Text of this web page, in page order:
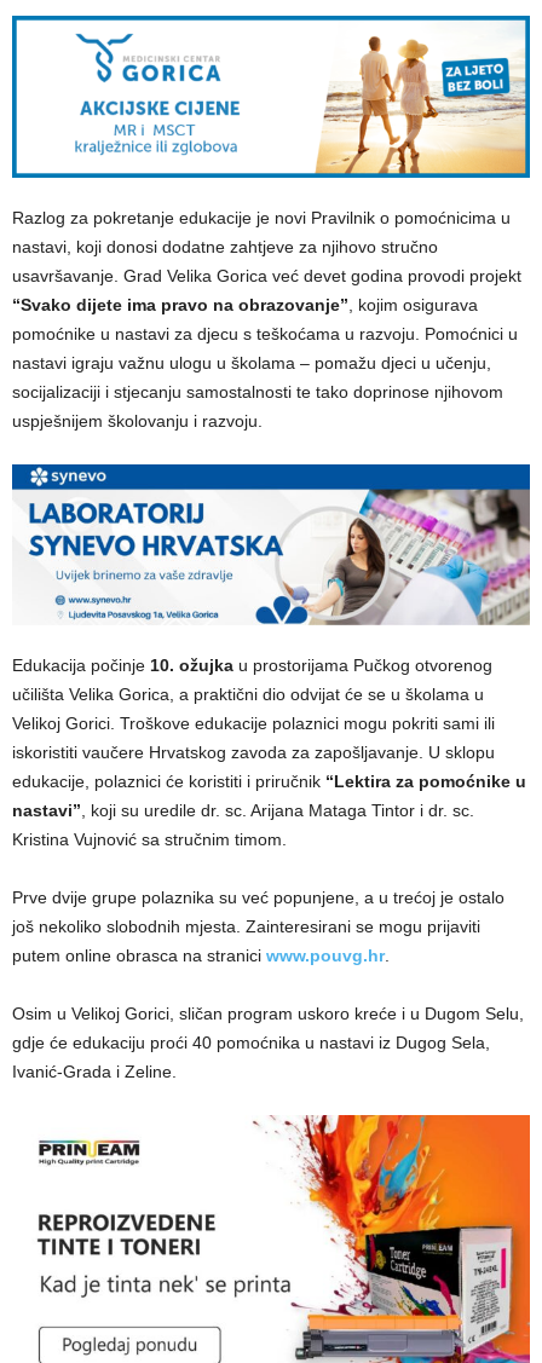
Razlog za pokretanje edukacije je novi Pravilnik o pomoćnicima u
nastavi, koji donosi dodatne zahtjeve za njihovo stručno
usavršavanje. Grad Velika Gorica već devet godina provodi projekt
“Svako dijete ima pravo na obrazovanje” , kojim osigurava
pomoćnike u nastavi za djecu s teškoćama u razvoju. Pomoćnici u
nastavi igraju važnu ulogu u školama – pomažu djeci u učenju,
socijalizaciji i stjecanju samostalnosti te tako doprinose njihovom
uspješnijem školovanju i razvoju.
Edukacija počinje 10. ožujka u prostorijama Pučkog otvorenog
učilišta Velika Gorica, a praktični dio odvijat će se u školama u
Velikoj Gorici. Troškove edukacije polaznici mogu pokriti sami ili
iskoristiti vaučere Hrvatskog zavoda za zapošljavanje. U sklopu
edukacije, polaznici će koristiti i priručnik “Lektira za pomoćnike u
nastavi”, koji su uredile dr. sc. Arijana Mataga Tintor i dr. sc.
Kristina Vujnović sa stručnim timom.
Prve dvije grupe polaznika su već popunjene, a u trećoj je ostalo
još nekoliko slobodnih mjesta. Zainteresirani se mogu prijaviti
putem online obrasca na stranici www.pouvg.hr.
Osim u Velikoj Gorici, sličan program uskoro kreće i u Dugom Selu,
gdje će edukaciju proći 40 pomoćnika u nastavi iz Dugog Sela,
Ivanić-Grada i Zeline.